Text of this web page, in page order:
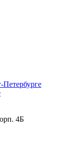
Петербурге
4Б